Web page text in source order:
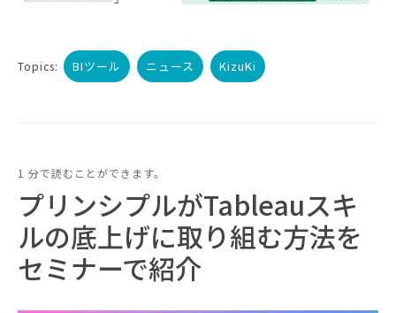
Topics: BIツール ニュース KizuKi
1 分で読むことができます。
プリンシプルがTableauスキ
ルの底上げに取り組む方法を
セミナーで紹介